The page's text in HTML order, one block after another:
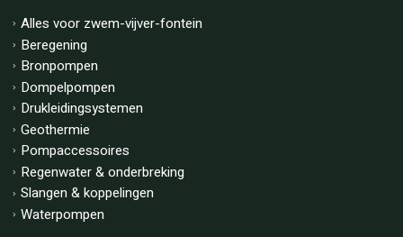
Alles voor zwem-vijver-fontein
Beregening
Bronpompen
Dompelpompen
Drukleidingsystemen
Geothermie
Pompaccessoires
Regenwater & onderbreking
Slangen & koppelingen
Waterpompen